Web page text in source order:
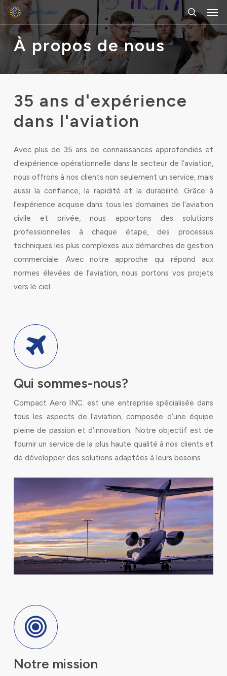
Skip
main
content
search
À propos de nous
35 ans d'expérience
dans l'aviation
Avec plus de 35 ans de connaissances approfondies et
d’expérience opérationnelle dans le secteur de l’aviation,
nous offrons à nos clients non seulement un service, mais
aussi la confiance, la rapidité et la durabilité. Grâce à
l’expérience acquise dans tous les domaines de l’aviation
civile et privée, nous apportons des solutions
professionnelles à chaque étape, des processus
techniques les plus complexes aux démarches de gestion
commerciale. Avec notre approche qui répond aux
normes élevées de l’aviation, nous portons vos projets
vers le ciel.
Qui sommes-nous?
Compact Aero INC. est une entreprise spécialisée dans
tous les aspects de l’aviation, composée d’une équipe
pleine de passion et d’innovation. Notre objectif est de
fournir un service de la plus haute qualité à nos clients et
de développer des solutions adaptées à leurs besoins.
Notre mission